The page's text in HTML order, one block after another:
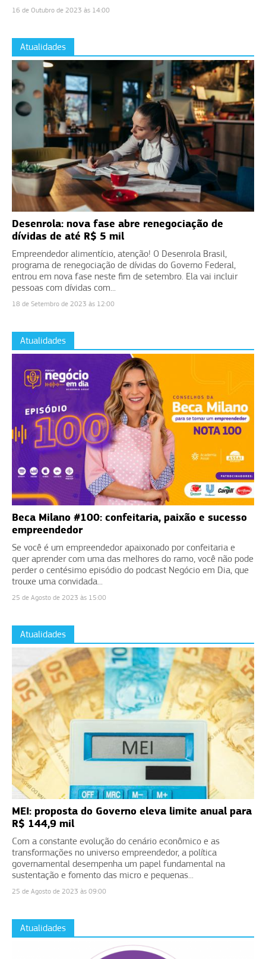
16 de Outubro de 2023 às 14:00
Atualidades
Desenrola: nova fase abre renegociação de
dívidas de até R$ 5 mil
Empreendedor alimentício, atenção! O Desenrola Brasil,
programa de renegociação de dívidas do Governo Federal,
entrou em nova fase neste fim de setembro. Ela vai incluir
pessoas com dívidas com...
18 de Setembro de 2023 às 12:00
Atualidades
Beca Milano #100: confeitaria, paixão e sucesso
empreendedor
Se você é um empreendedor apaixonado por confeitaria e
quer aprender com uma das melhores do ramo, você não pode
perder o centésimo episódio do podcast Negócio em Dia, que
trouxe uma convidada...
25 de Agosto de 2023 às 15:00
Atualidades
MEI: proposta do Governo eleva limite anual para
R$ 144,9 mil
Com a constante evolução do cenário econômico e as
transformações no universo empreendedor, a política
governamental desempenha um papel fundamental na
sustentação e fomento das micro e pequenas...
25 de Agosto de 2023 às 09:00
Atualidades